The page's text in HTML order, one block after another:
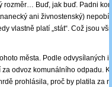
rozměr… Buď, jak buď. Padni
ani živnostenský)
vlastně platí „stát“. Což jsou
města. Podle odvysílaných
odvoz komunálního odpadu.
prohlásila, proč by platila za